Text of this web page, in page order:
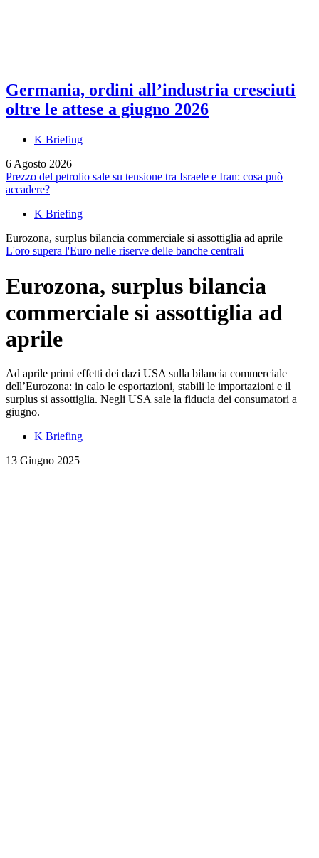
Germania, ordini all’industria cresciuti
oltre le attese a giugno 2026
K Briefing
6 Agosto 2026
Prezzo del petrolio sale su tensione tra Israele e Iran: cosa può
accadere?
K Briefing
Eurozona, surplus bilancia commerciale si assottiglia ad aprile
L'oro supera l'Euro nelle riserve delle banche centrali
Eurozona, surplus bilancia
commerciale si assottiglia ad
aprile
Ad aprile primi effetti dei dazi USA sulla bilancia commerciale
dell’Eurozona: in calo le esportazioni, stabili le importazioni e il
surplus si assottiglia. Negli USA sale la fiducia dei consumatori a
giugno.
K Briefing
13 Giugno 2025